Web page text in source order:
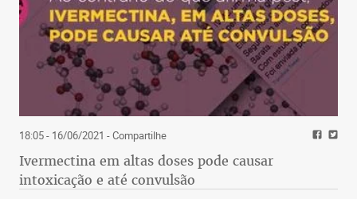
18:05 - 16/06/2021 - Compartilhe
Ivermectina em altas doses pode causar
intoxicação e até convulsão